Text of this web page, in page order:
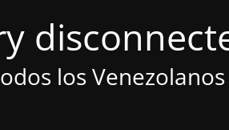
los Venezolanos